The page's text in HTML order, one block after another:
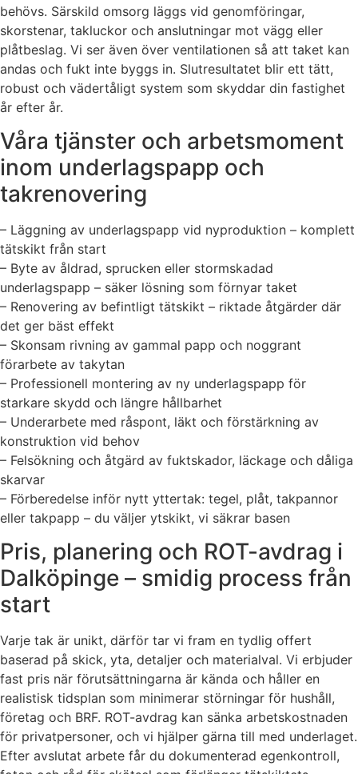
behövs. Särskild omsorg läggs vid genomföringar,
skorstenar, takluckor och anslutningar mot vägg eller
plåtbeslag. Vi ser även över ventilationen så att taket kan
andas och fukt inte byggs in. Slutresultatet blir ett tätt,
robust och vädertåligt system som skyddar din fastighet
år efter år.
Våra tjänster och arbetsmoment
inom underlagspapp och
takrenovering
– Läggning av underlagspapp vid nyproduktion – komplett
tätskikt från start
– Byte av åldrad, sprucken eller stormskadad
underlagspapp – säker lösning som förnyar taket
– Renovering av befintligt tätskikt – riktade åtgärder där
det ger bäst effekt
– Skonsam rivning av gammal papp och noggrant
förarbete av takytan
– Professionell montering av ny underlagspapp för
starkare skydd och längre hållbarhet
– Underarbete med råspont, läkt och förstärkning av
konstruktion vid behov
– Felsökning och åtgärd av fuktskador, läckage och dåliga
skarvar
– Förberedelse inför nytt yttertak: tegel, plåt, takpannor
eller takpapp – du väljer ytskikt, vi säkrar basen
Pris, planering och ROT-avdrag i
Dalköpinge – smidig process från
start
Varje tak är unikt, därför tar vi fram en tydlig offert
baserad på skick, yta, detaljer och materialval. Vi erbjuder
fast pris när förutsättningarna är kända och håller en
realistisk tidsplan som minimerar störningar för hushåll,
företag och BRF. ROT-avdrag kan sänka arbetskostnaden
för privatpersoner, och vi hjälper gärna till med underlaget.
Efter avslutat arbete får du dokumenterad egenkontroll,